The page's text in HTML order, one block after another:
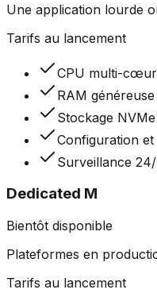
Une application lourde
Tarifs au lancement
CPU multi-
RAM généreuse
Stockage
Configuration et
Surveillance
Dedicated M
Bientôt disponible
Plateformes en
Tarifs au lancement